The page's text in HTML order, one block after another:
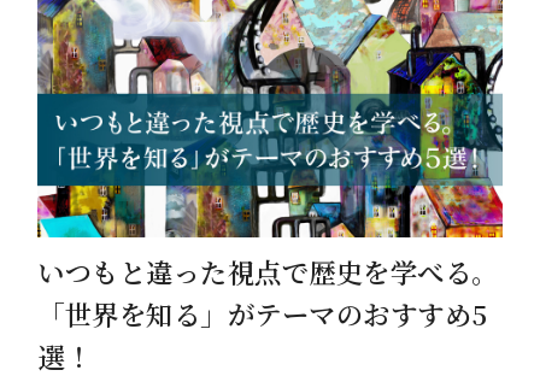
いつもと違った視点で歴史を学べる。
「世界を知る」がテーマのおすすめ5
選！